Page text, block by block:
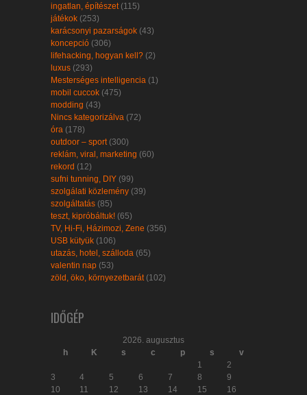
ingatlan, építészet (115)
játékok (253)
karácsonyi pazarságok (43)
koncepció (306)
lifehacking, hogyan kell? (2)
luxus (293)
Mesterséges intelligencia (1)
mobil cuccok (475)
modding (43)
Nincs kategorizálva (72)
óra (178)
outdoor – sport (300)
reklám, viral, marketing (60)
rekord (12)
sufni tunning, DIY (99)
szolgálati közlemény (39)
szolgáltatás (85)
teszt, kipróbáltuk! (65)
TV, Hi-Fi, Házimozi, Zene (356)
USB kütyük (106)
utazás, hotel, szálloda (65)
valentin nap (53)
zöld, öko, környezetbarát (102)
IDŐGÉP
2026. augusztus
h
K s c p s
v
1
2
3
4 5 6 7 8
9
10
11 12 13 14 15
16